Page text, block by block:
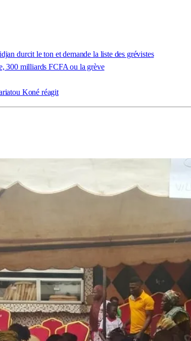
durcit le ton et demande la liste des grévistes
300 milliards FCFA ou la grève
Koné réagit